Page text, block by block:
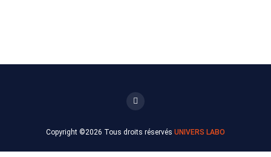
Copyright ©2026 Tous droits réservés UNIVERS LABO